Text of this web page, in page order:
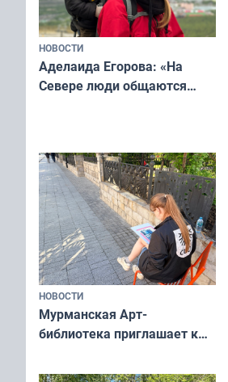
НОВОСТИ
Аделаида Егорова: «На
Севере люди общаются
НОВОСТИ
Мурманская Арт-
библиотека приглашает к
и фотографов